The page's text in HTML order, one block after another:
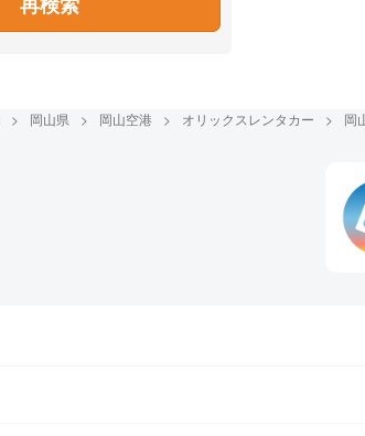
岡山県 岡山空港 オリックスレンタカー 岡